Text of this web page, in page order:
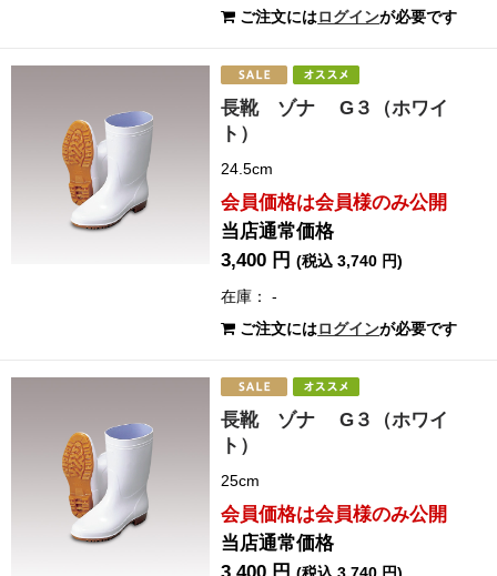
ご注文にはログインが必要です
長靴 ゾナ G３（ホワイ
ト）
24.5cm
会員価格は会員様のみ公開
当店通常価格
3,400 円(税込 3,740 円)
在庫： -
ご注文にはログインが必要です
長靴 ゾナ G３（ホワイ
ト）
25cm
会員価格は会員様のみ公開
当店通常価格